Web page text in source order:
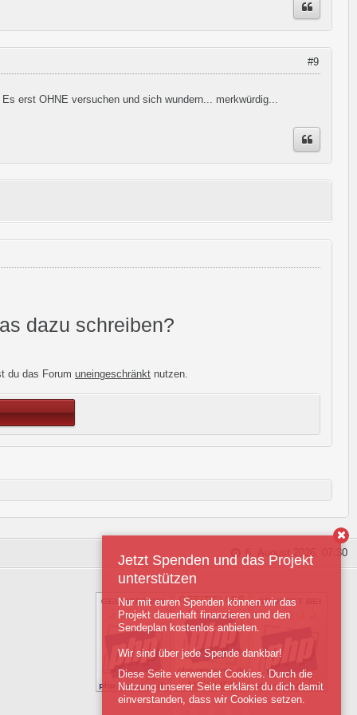
#9
erst OHNE versuchen und sich wundern... merkwürdig...
dazu schreiben?
du das Forum uneingeschränkt nutzen.
6. August 2026, 07:30
Jetzt Spenden und das Projekt
unterstützen
Nur mit euren Spenden können wir das
Projekt dauerhaft finanzieren und den
Sendeplan kostenlos anbieten.
Wir sind über jede Spende dankbar!
Diese Seite verwendet Cookies. Durch die
Nutzung unserer Seite erklärst du dich damit
einverstanden, dass wir Cookies setzen.